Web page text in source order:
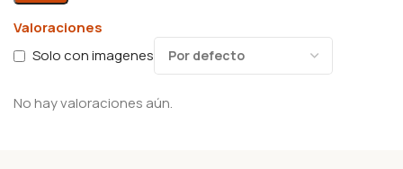
Valoraciones
Solo con imagenes
No hay valoraciones aún.